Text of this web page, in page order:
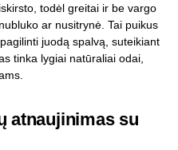
todėl greitai ir be vargo
ar nusitrynė. Tai puikus
juodą spalvą, suteikiant
tinka lygiai natūraliai odai,
atnaujinimas su